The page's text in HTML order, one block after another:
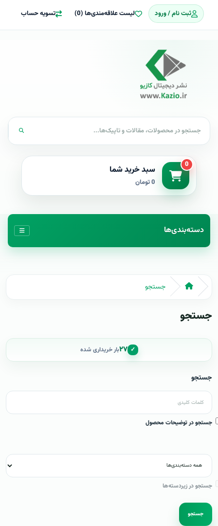
ثبت نام / ورود لیست علاقه‌مندی‌ها (0) تسویه حساب
0 سبد خرید شما
0 تومان
دسته‌بندی‌ها
جستجو
جستجو
✓ ۲۷بار خریداری شده
جستجو
جستجو در توضیحات محصول
جستجو در زیردسته‌ها
جستجو